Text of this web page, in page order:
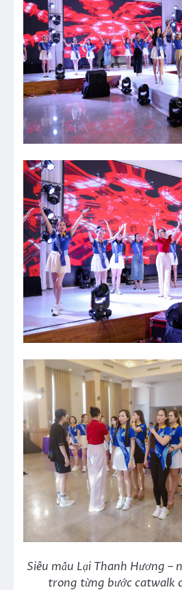
Siêu mẫu Lại Thanh Hương –
trong từng bước catwalk